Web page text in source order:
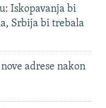
Iskopavanja bi
Srbija bi trebala
adrese nakon